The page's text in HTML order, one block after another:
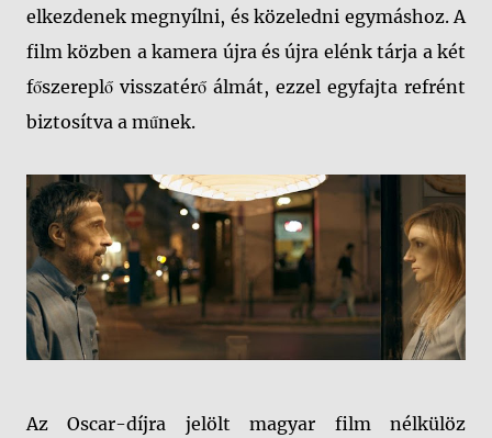
elkezdenek megnyílni, és közeledni egymáshoz. A
film közben a kamera újra és újra elénk tárja a két
főszereplő visszatérő álmát, ezzel egyfajta refrént
biztosítva a műnek.
Az Oscar-díjra jelölt magyar film nélkülöz